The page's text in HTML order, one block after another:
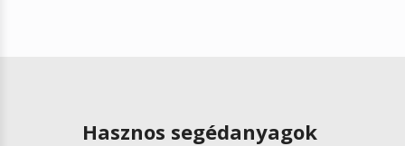
Hasznos segédanyagok